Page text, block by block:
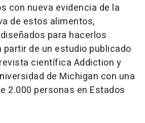
con nueva evidencia de la
de estos alimentos,
para hacerlos
partir de un estudio publicado
científica Addiction y
de Michigan con una
2.000 personas en Estados